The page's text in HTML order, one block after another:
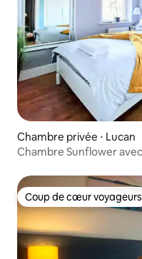
Chambre privée ⋅ Lucan
Chambre Sunflower
Coup de cœur voyageurs
Coup de cœur voyageurs